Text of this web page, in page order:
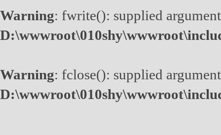
Warning: fwrite(): supplied
Warning: fclose(): supplied